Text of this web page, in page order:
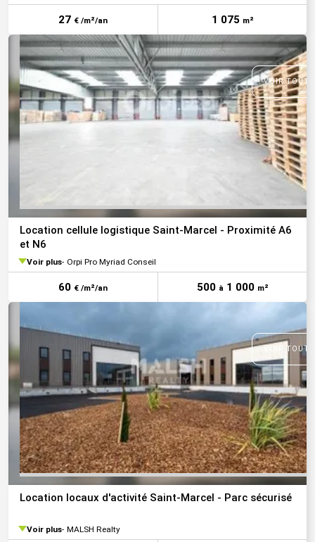
27 € /m²/an 1 075 m²
VOIR
Location cellule logistique Saint-Marcel - Proximité A6
et N6
Voir plus Orpi Pro Myriad Conseil
60 € /m²/an 500 à1 000 m²
VOIR
Location locaux d'activité Saint-Marcel - Parc sécurisé
Voir plus MALSH Realty